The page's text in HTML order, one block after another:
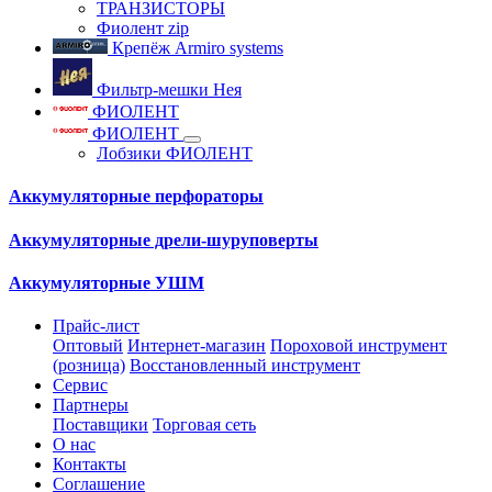
ТРАНЗИСТОРЫ
Фиолент zip
Крепёж Armiro systems
Фильтр-мешки Нея
ФИОЛЕНТ
ФИОЛЕНТ
Лобзики ФИОЛЕНТ
Аккумуляторные перфораторы
Аккумуляторные дрели-шуруповерты
Аккумуляторные УШМ
Прайс-лист
Оптовый Интернет-магазин Пороховой инструмент
(розница) Восстановленный инструмент
Сервис
Партнеры
Поставщики Торговая сеть
О нас
Контакты
Соглашение